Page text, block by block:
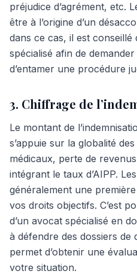
préjudice d’agrément, etc.
être à l’origine d’un
dans ce cas, il est
spécialisé afin de
d’entamer une procédure
3. Chiffrage de
Le montant de
s’appuie sur la globalité
médicaux, perte de
intégrant le taux d’AIPP.
généralement une
vos droits objectifs. C’est
d’un avocat spécialisé en
à défendre des dossiers
permet d’obtenir une
votre situation.